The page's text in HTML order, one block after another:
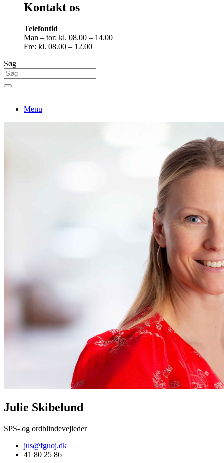
Kontakt os
Telefontid
Man – tor: kl. 08.00 – 14.00
Fre: kl. 08.00 – 12.00
Søg
Menu
Julie Skibelund
SPS- og ordblindevejleder
jus@fguoj.dk
41 80 25 86